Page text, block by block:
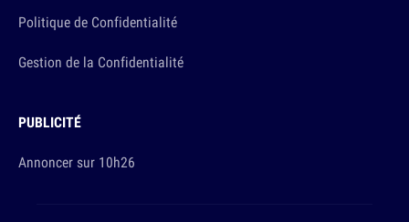
Politique de Confidentialité
Gestion de la Confidentialité
PUBLICITÉ
Annoncer sur 10h26